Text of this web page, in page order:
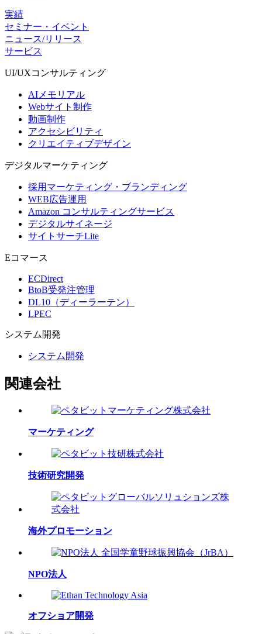
実績
セミナー・イベント
ニュース/リリース
サービス
UI/UXコンサルティング
AIメモリアル
Webサイト制作
動画制作
アクセシビリティ
クリエイティブデザイン
デジタルマーケティング
採用マーケティング・ブランディング
WEB広告運用
Amazon コンサルティングサービス
デジタルサイネージ
サイトサーチLite
Eコマース
ECDirect
BtoB受発注管理
DL10（ディーラーテン）
LPEC
システム 開発
システム開発
関連会社
マーケティング
技術研究開発
海外プロモーション
NPO法人
オフショア開発